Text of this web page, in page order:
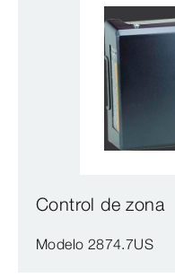
Control de zona
Modelo 2874.7US